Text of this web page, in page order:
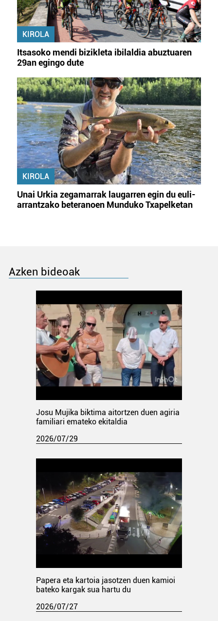
KIROLA
Itsasoko mendi bizikleta ibilaldia abuztuaren
29an egingo dute
KIROLA
Unai Urkia zegamarrak laugarren egin du euli-
arrantzako beteranoen Munduko Txapelketan
Azken bideoak
Josu Mujika biktima aitortzen duen agiria
familiari emateko ekitaldia
2026/07/29
Papera eta kartoia jasotzen duen kamioi
bateko kargak sua hartu du
2026/07/27